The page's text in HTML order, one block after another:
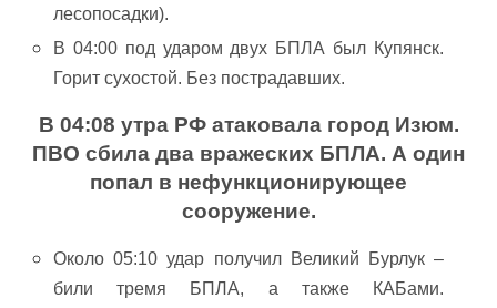
лесопосадки).
В 04:00 под ударом двух БПЛА был Купянск.
Горит сухостой. Без пострадавших.
В 04:08 утра РФ атаковала город Изюм.
ПВО сбила два вражеских БПЛА. А один
попал в нефункционирующее
сооружение.
Около 05:10 удар получил Великий Бурлук –
били тремя БПЛА, а также КАБами.